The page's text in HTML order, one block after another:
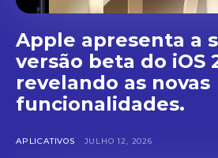
Apple apresenta a
versão beta do iOS
revelando as novas
funcionalidades.
APLICATIVOS JULHO 12, 2026